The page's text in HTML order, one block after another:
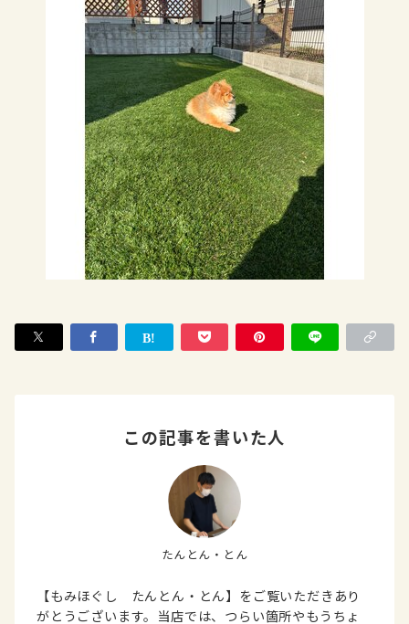
この記事を書いた人
たんとん・とん
【もみほぐし たんとん・とん】をご覧いただきあり
がとうございます。当店では、つらい箇所やもうちょ